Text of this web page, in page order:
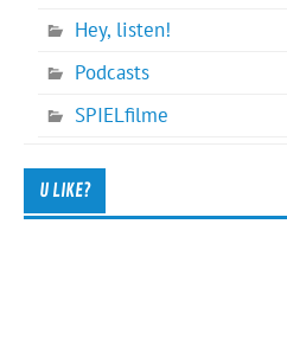
Hey, listen!
Podcasts
SPIELfilme
U LIKE?